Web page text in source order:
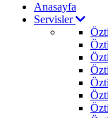
Anasayfa
Servisler